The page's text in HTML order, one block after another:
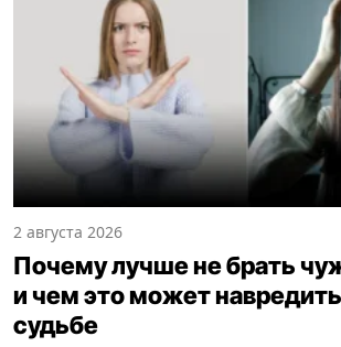
2 августа 2026
Почему лучше не брать
и чем это может
судьбе